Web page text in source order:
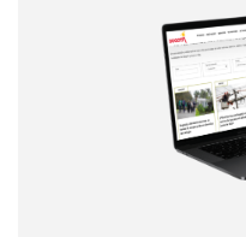
Correo electrónico
Tipo de comentario